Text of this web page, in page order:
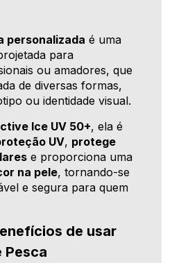
personalizada é uma
para
ou amadores, que
de diversas formas,
ou identidade visual.
Ice UV 50+, ela é
UV, protege
e proporciona uma
na pele, tornando-se
e segura para quem
de usar
Pesca